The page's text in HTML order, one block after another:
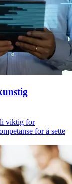
viktig for
for å sette